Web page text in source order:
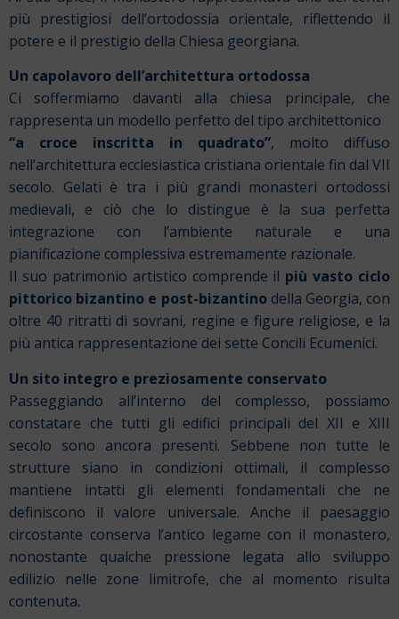
più prestigiosi dell’ortodossia orientale, riflettendo il
potere e il prestigio della Chiesa georgiana.
Un capolavoro dell’architettura ortodossa
Ci soffermiamo davanti alla chiesa principale, che
rappresenta un modello perfetto del tipo architettonico
“a croce inscritta in quadrato”, molto diffuso
nell’architettura ecclesiastica cristiana orientale fin dal VII
secolo. Gelati è tra i più grandi monasteri ortodossi
medievali, e ciò che lo distingue è la sua perfetta
integrazione con l’ambiente naturale e una
pianificazione complessiva estremamente razionale.
Il suo patrimonio artistico comprende il più vasto ciclo
pittorico bizantino e post-bizantinodella Georgia, con
oltre 40 ritratti di sovrani, regine e figure religiose, e la
più antica rappresentazione dei sette Concili Ecumenici.
Un sito integro e preziosamente conservato
Passeggiando all’interno del complesso, possiamo
constatare che tutti gli edifici principali del XII e XIII
secolo sono ancora presenti. Sebbene non tutte le
strutture siano in condizioni ottimali, il complesso
mantiene intatti gli elementi fondamentali che ne
definiscono il valore universale. Anche il paesaggio
circostante conserva l’antico legame con il monastero,
nonostante qualche pressione legata allo sviluppo
edilizio nelle zone limitrofe, che al momento risulta
contenuta.